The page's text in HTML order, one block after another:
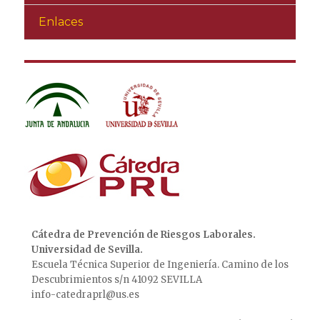
Enlaces
Cátedra de Prevención de Riesgos Laborales.
Universidad de Sevilla.
Escuela Técnica Superior de Ingeniería. Camino de los
Descubrimientos s/n 41092 SEVILLA
info-catedraprl@us.es